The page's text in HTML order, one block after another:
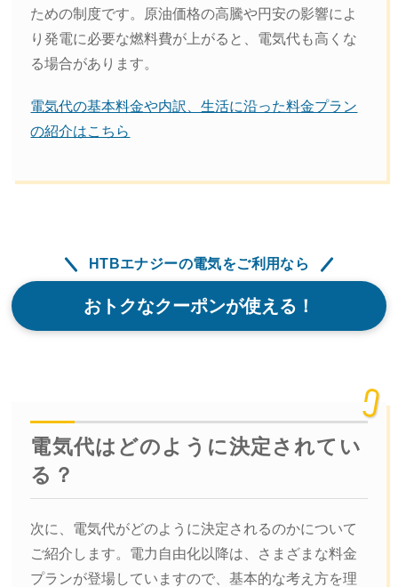
ための制度です。原油価格の高騰や円安の影響によ
り発電に必要な燃料費が上がると、電気代も高くな
る場合があります。
電気代の基本料金や内訳、生活に沿った料金プラン
の紹介はこちら
HTBエナジーの電気をご利用なら
おトクなクーポンが使える！
電気代はどのように決定されてい
る？
次に、電気代がどのように決定されるのかについて
ご紹介します。電力自由化以降は、さまざまな料金
プランが登場していますので、基本的な考え方を理